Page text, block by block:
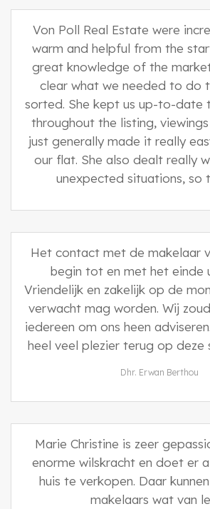
Von Poll Real Estate were
warm and helpful from the
great knowledge of the
clear what we needed to do
sorted. She kept us up-to-date
throughout the listing,
just generally made it really
our flat. She also dealt really
unexpected situations, so
Het contact met de makelaar
begin tot en met het einde
Vriendelijk en zakelijk op de
verwacht mag worden. Wij
iedereen om ons heen
heel veel plezier terug op deze
Dhr. Erwan Berthou
Marie Christine is zeer
enorme wilskracht en doet er
huis te verkopen. Daar
makelaars wat van